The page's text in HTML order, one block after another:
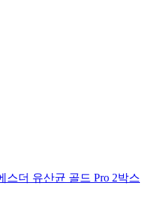
스더 유산균 골드 Pro 2박스